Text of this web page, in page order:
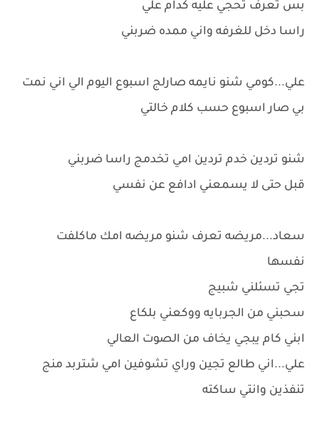
بس تعرف تحجي عليه كدام علي
راسا دخل للغرفه واني ممده ضربني
علي...كومي شنو نايمه صارلج اسبوع اليوم الي اني نمت
بي صار اسبوع حسب كلام خالتي
شنو تردين خدم تردين امي تخدمج راسا ضربني
قبل حتى لا يسمعني ادافع عن نفسي
سعاد...مريضه تعرف شنو مريضه امك ماكلفت
نفسها
تجي تسئلني شبيج
سحبني من الجربايه ووكعني بلكاع
ابني كام يبجي يخاف من الصوت العالي
علي...اني طالع تجين وراي تشوفين امي شتربد منج
تنفذين وانتي ساكته